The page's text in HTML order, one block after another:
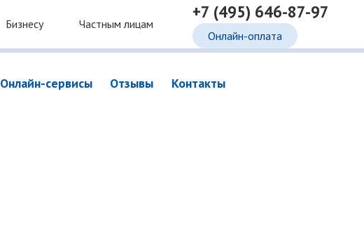
Бизнесу Частным лицам
+7 (495) 646-87-97
Онлайн-оплата
Онлайн-сервисы Отзывы Контакты